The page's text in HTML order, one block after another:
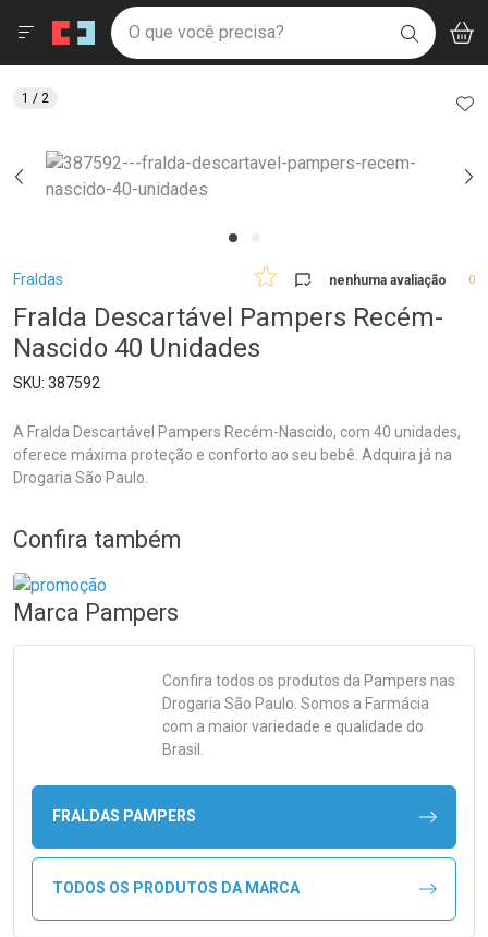
Drogaria São Paulo
Ir direto para a home
pela página
Ir direto para o conteúdo
Ir direto para a busca
Ir direto para a conta
Ir direto para a notificações
Ir direto para o carrinho
Ir direto para o menu
Faça a sua busca
O que você precisa? BUSCAR
Menu
Breadcrumb
Fraldas nenhuma avaliação 0
Fralda Descartável Pampers Recém-
Nascido 40 Unidades
387592
A Fralda Descartável Pampers Recém-Nascido, com 40 unidades,
oferece máxima proteção e conforto ao seu bebê. Adquira já na
Drogaria São Paulo.
1 / 2
Confira também
Marca Pampers
Confira todos os produtos da Pampers nas
Drogaria São Paulo. Somos a Farmácia
com a maior variedade e qualidade do
Brasil.
FRALDAS PAMPERS
TODOS OS PRODUTOS DA MARCA